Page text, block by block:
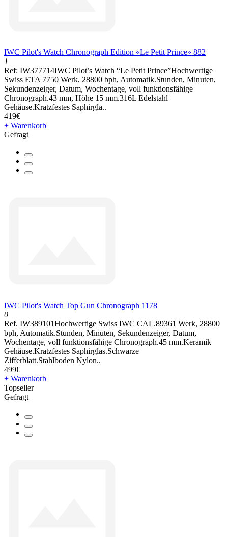
IWC Pilot's Watch Chronograph Edition «Le Petit Prince» 882
1
Ref: IW377714IWC Pilot’s Watch “Le Petit Prince”Hochwertige
Swiss ETA 7750 Werk, 28800 bph, Automatik.Stunden, Minuten,
Sekundenzeiger, Datum, Wochentage, voll funktionsfähige
Chronograph.43 mm, Höhe 15 mm.316L Edelstahl
Gehäuse.Kratzfestes Saphirgla..
419€
+ Warenkorb
Gefragt
IWC Pilot's Watch Top Gun Chronograph 1178
0
Ref. IW389101Hochwertige Swiss IWC CAL.89361 Werk, 28800
bph, Automatik.Stunden, Minuten, Sekundenzeiger, Datum,
Wochentage, voll funktionsfähige Chronograph.45 mm.Keramik
Gehäuse.Kratzfestes Saphirglas.Schwarze
Zifferblatt.Stahlboden Nylon..
499€
+ Warenkorb
Topseller
Gefragt